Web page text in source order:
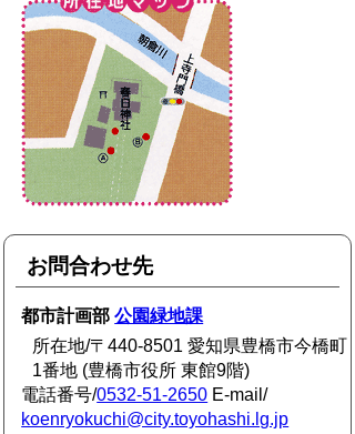
お問合わせ先
都市計画部公園緑地課
所在地/〒440-8501 愛知県豊橋市今橋町
1番地 (豊橋市役所 東館9階)
電話番号/0532-51-2650 E-mail/
koenryokuchi@city.toyohashi.lg.jp